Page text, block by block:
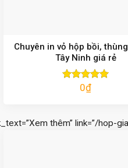
Chuyên in vỏ hộp bồi,
Tây Ninh giá rẻ
Được xếp
0₫
thêm” link=”/hop-